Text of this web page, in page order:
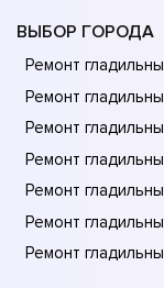
ВЫБОР ГОРОДА
Ремонт
Ремонт
Ремонт
Ремонт
Ремонт
Ремонт
Ремонт